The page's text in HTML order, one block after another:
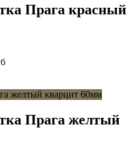
Прага красный
Прага желтый